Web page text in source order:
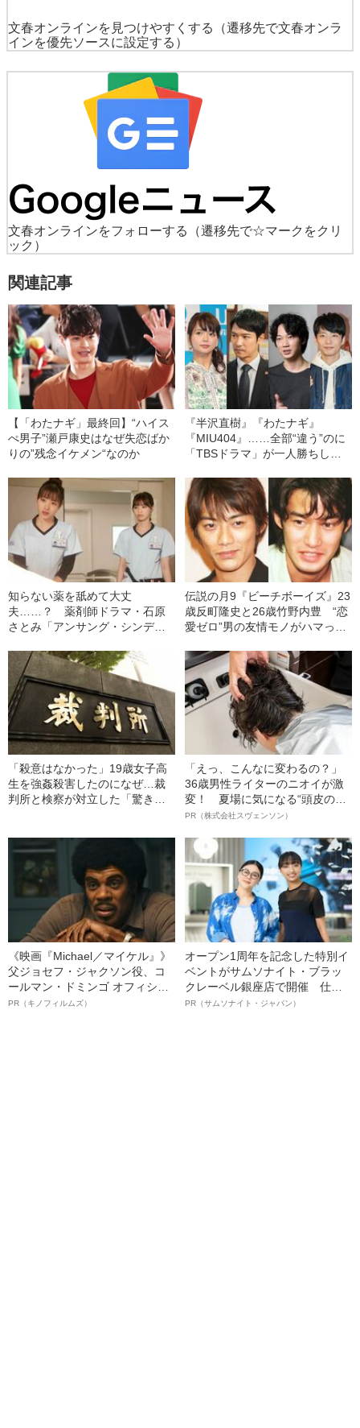
文春オンラインを見つけやすくする
（遷移先で文春オンラ
インを優先ソースに設定する）
文春オンラインをフォローする
（遷移先で☆マークをクリ
ック）
関連記事
【「わたナギ」最終回】“ハイス
ぺ男子”瀬戸康史はなぜ失恋ばか
りの”残念イケメン“なのか
『半沢直樹』『わたナギ』
『MIU404』……全部“違う”のに
「TBSドラマ」が一人勝ちして
知らない薬を舐めて大丈
夫……？ 薬剤師ドラマ・石原
さとみ「アンサング・シンデレ
伝説の月9『ビーチボーイズ』23
歳反町隆史と26歳竹野内豊 “恋
愛ゼロ”男の友情モノがハマった
「殺意はなかった」19歳女子高
生を強姦殺害したのになぜ…裁
判所と検察が対立した「驚きの
「えっ、こんなに変わるの？」
36歳男性ライターのニオイが激
変！ 夏場に気になる“頭皮のニ
オイ”や“ベタつき”を解消す
ト”が生み出した徹底ケアとは
PR（株式会社スヴェンソン）
《映画『Michael／マイケル』》
父ジョセフ・ジャクソン役、コ
ールマン・ドミンゴ オフィシャ
ルインタビュー“観客を魅了した
PR（キノフィルムズ）
オープン1周年を記念した特別イ
ベントがサムソナイト・ブラッ
クレーベル銀座店で開催 仕事
も人生も自分らしく～笑顔あふ
PR（サムソナイト・ジャパン）